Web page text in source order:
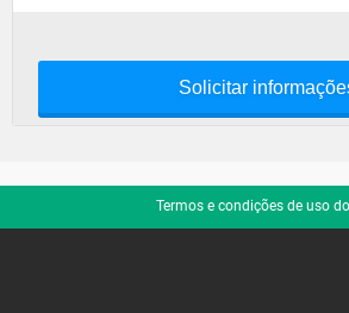
Solicitar
Termos e condições de uso